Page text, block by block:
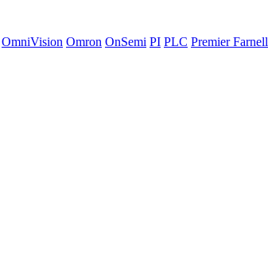
OmniVision Omron OnSemi PI PLC Premier Farnell